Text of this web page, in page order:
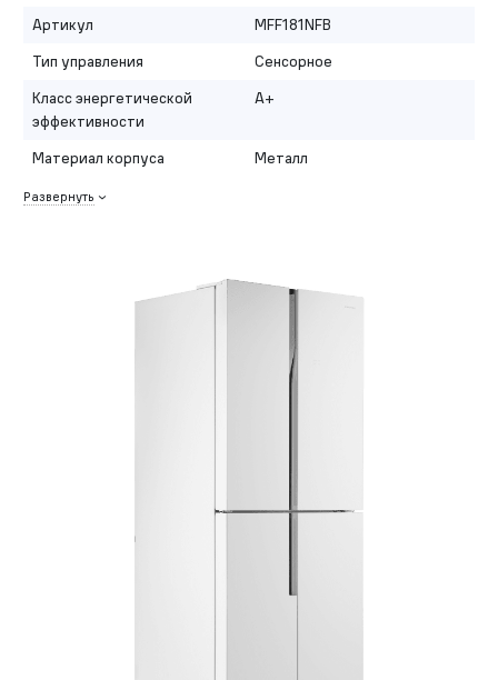
Артикул
MFF181NFB
Тип управления
Сенсорное
Класс энергетической
эффективности
A+
Материал корпуса Металл
Развернуть